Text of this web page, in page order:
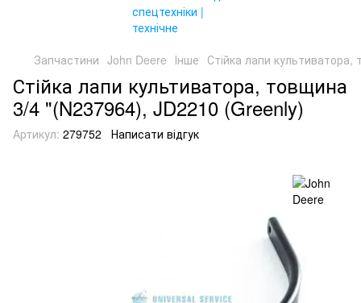
Запчастини John Deere Інше Стійка лапи
Стійка лапи культиватора, товщина
3/4 "(N237964), JD2210 (Greenly)
Артикул: 279752 Написати відгук